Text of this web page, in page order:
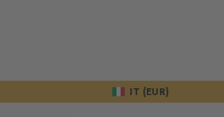
IT (EUR)